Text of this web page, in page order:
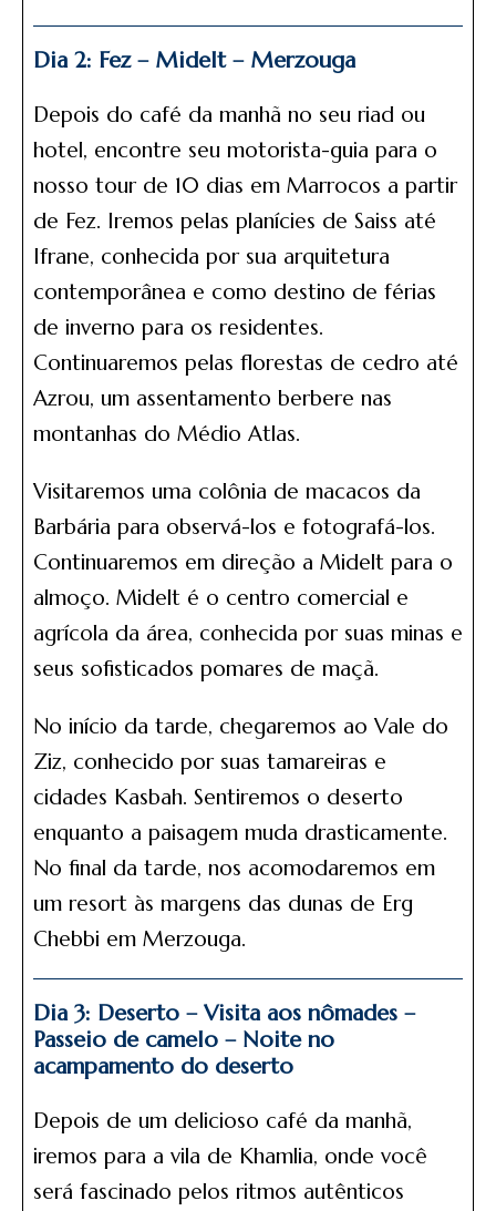
Dia 2: Fez – Midelt – Merzouga
Depois do café da manhã no seu riad ou
hotel, encontre seu motorista-guia para o
nosso tour de 10 dias em Marrocos a partir
de Fez. Iremos pelas planícies de Saiss até
Ifrane, conhecida por sua arquitetura
contemporânea e como destino de férias
de inverno para os residentes.
Continuaremos pelas florestas de cedro até
Azrou, um assentamento berbere nas
montanhas do Médio Atlas.
Visitaremos uma colônia de macacos da
Barbária para observá-los e fotografá-los.
Continuaremos em direção a Midelt para o
almoço. Midelt é o centro comercial e
agrícola da área, conhecida por suas minas e
seus sofisticados pomares de maçã.
No início da tarde, chegaremos ao Vale do
Ziz, conhecido por suas tamareiras e
cidades Kasbah. Sentiremos o deserto
enquanto a paisagem muda drasticamente.
No final da tarde, nos acomodaremos em
um resort às margens das dunas de Erg
Chebbi em Merzouga.
Dia 3: Deserto – Visita aos nômades –
Passeio de camelo – Noite no
acampamento do deserto
Depois de um delicioso café da manhã,
iremos para a vila de Khamlia, onde você
será fascinado pelos ritmos autênticos